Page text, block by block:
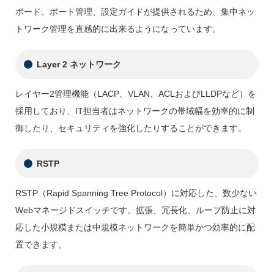
ボード、ポート管理、設定ガイドが提供されるため、集中ネッ
トワーク管理を直感的に出来るようになっています。
Layer 2 ネットワーク
レイヤー2管理機能（LACP、VLAN、ACLおよびLLDPなど）を
採用しており、IT担当者はネットワークの帯域幅を効率的に制
御したり、セキュリティを強化したりすることができます。
RSTP
RSTP（Rapid Spanning Tree Protocol）に対応した、数少ない
Webマネージドスイッチです。拡張、冗長化、ループ防止に対
応した小規模または中規模ネットワークを簡単かつ効率的に配
置できます。